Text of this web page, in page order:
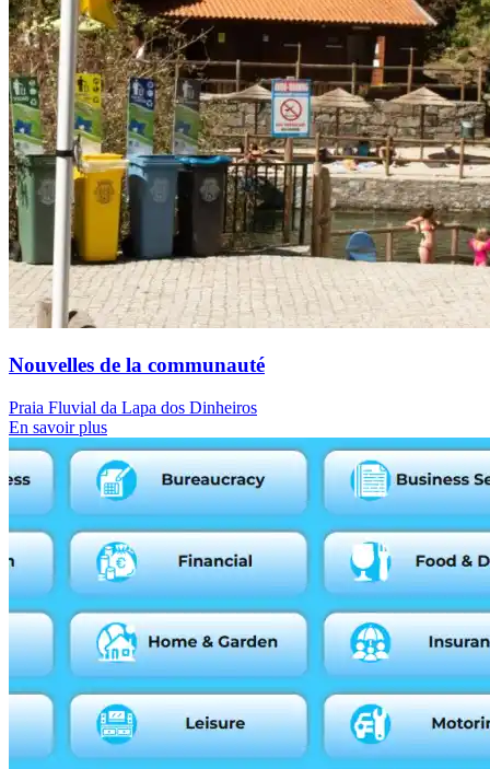
Nouvelles de la communauté
Praia Fluvial da Lapa dos Dinheiros
En savoir plus